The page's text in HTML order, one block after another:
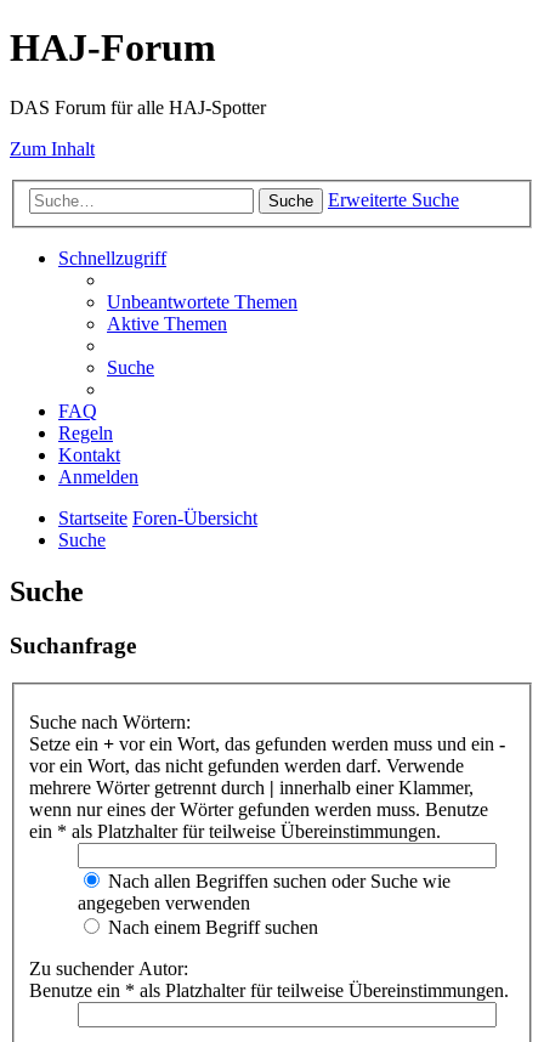
HAJ-Forum
DAS Forum für alle HAJ-Spotter
Zum Inhalt
Suche Erweiterte Suche
Schnellzugriff
Unbeantwortete Themen
Aktive Themen
Suche
FAQ
Regeln
Kontakt
Anmelden
Startseite Foren-Übersicht
Suche
Suche
Suchanfrage
Suche nach Wörtern:
Setze ein + vor ein Wort, das gefunden werden muss und ein -
vor ein Wort, das nicht gefunden werden darf. Verwende
mehrere Wörter getrennt durch | innerhalb einer Klammer,
wenn nur eines der Wörter gefunden werden muss. Benutze
ein * als Platzhalter für teilweise Übereinstimmungen.
Nach allen Begriffen suchen oder Suche wie
angegeben verwenden
Nach einem Begriff suchen
Zu suchender Autor:
Benutze ein * als Platzhalter für teilweise Übereinstimmungen.